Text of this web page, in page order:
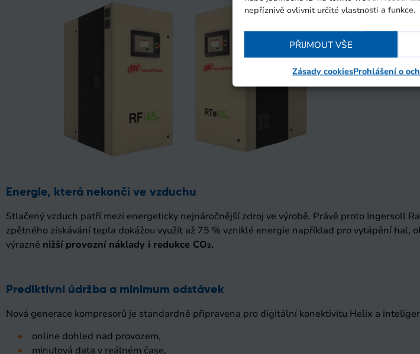
nepříznivě ovlivnit určité vlastnosti a funkce.
PŘIJMOUT VŠE
Zásady cookiesProhlášení o
Energie, která nekončí ve vzduchu
Stlačený vzduch patří mezi energeticky nejnáročnější zdroj ve výrobě. Právě proto Ingersoll
zpětného získávání tepla dokážou využít až 75 % vzniklé energie například pro vytápění hal,
výrazně nižší provozní náklady i redukce CO₂.
Prediktivní údržba a minimum odstávek
Nová generace kompresorů je standardně připravena pro digitální konektivitu Helix a
online dohled nad provozem,
minutová data v reálném čase,